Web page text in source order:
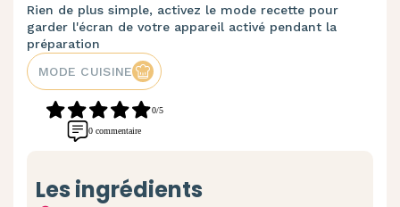
Rien de plus simple, activez le mode recette pour
garder l'écran de votre appareil activé pendant la
préparation
MODE CUISINE
0/5
0 commentaire
Les ingrédients